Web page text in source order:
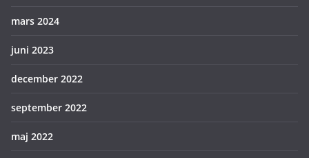
mars 2024
juni 2023
december 2022
september 2022
maj 2022